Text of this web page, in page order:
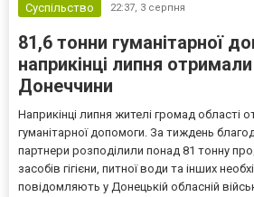
Суспільство 22:37, 3 серпня
81,6 тонни гуманітарної
наприкінці липня
Донеччини
Наприкінці липня жителі громад області
гуманітарної допомоги. За тиждень
партнери розподілили понад 81 тонну
засобів гігієни, питної води та інших
повідомляють у Донецькій обласній